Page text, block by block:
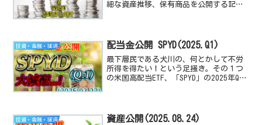
細な資産推移、保有商品を公開する記事
投資・金融・経済 配当金公開 SPYD(2025.Q1)
最下層民である犬川の、何とかして不労
所得を得たい！という足掻き。その１つ
の米国高配当ETF、「SPYD」の2025年Q1
投資・金融・経済 資産公開(2025.08.24)